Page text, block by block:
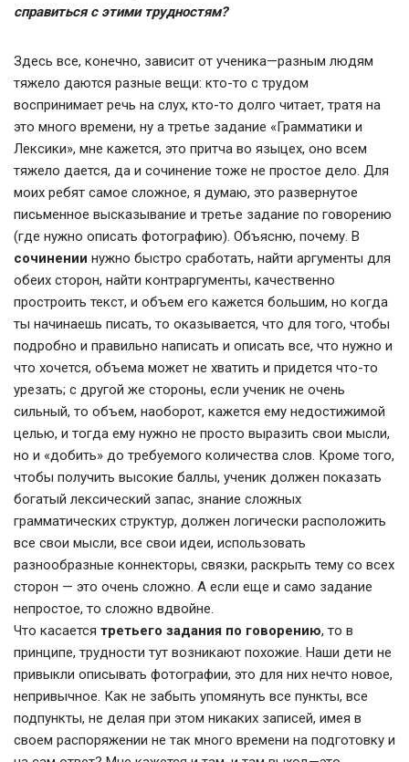
справиться с этими трудностям?
Здесь все, конечно, зависит от ученика—разным людям
тяжело даются разные вещи: кто-то с трудом
воспринимает речь на слух, кто-то долго читает, тратя на
это много времени, ну а третье задание «Грамматики и
Лексики», мне кажется, это притча во языцех, оно всем
тяжело дается, да и сочинение тоже не простое дело. Для
моих ребят самое сложное, я думаю, это развернутое
письменное высказывание и третье задание по говорению
(где нужно описать фотографию). Объясню, почему. В
сочинении нужно быстро сработать, найти аргументы для
обеих сторон, найти контраргументы, качественно
простроить текст, и объем его кажется большим, но когда
ты начинаешь писать, то оказывается, что для того, чтобы
подробно и правильно написать и описать все, что нужно и
что хочется, объема может не хватить и придется что-то
урезать; с другой же стороны, если ученик не очень
сильный, то объем, наоборот, кажется ему недостижимой
целью, и тогда ему нужно не просто выразить свои мысли,
но и «добить» до требуемого количества слов. Кроме того,
чтобы получить высокие баллы, ученик должен показать
богатый лексический запас, знание сложных
грамматических структур, должен логически расположить
все свои мысли, все свои идеи, использовать
разнообразные коннекторы, связки, раскрыть тему со всех
сторон — это очень сложно. А если еще и само задание
непростое, то сложно вдвойне.
Что касается третьего задания по говорению, то в
принципе, трудности тут возникают похожие. Наши дети не
привыкли описывать фотографии, это для них нечто новое,
непривычное. Как не забыть упомянуть все пункты, все
подпункты, не делая при этом никаких записей, имея в
своем распоряжении не так много времени на подготовку и